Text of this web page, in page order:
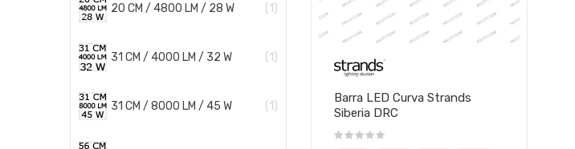
20 CM / 4800 LM / 28 W 1
31 CM / 4000 LM / 32 W 1
31 CM / 8000 LM / 45 W 1
Barra LED Curva Strands
Siberia DRC